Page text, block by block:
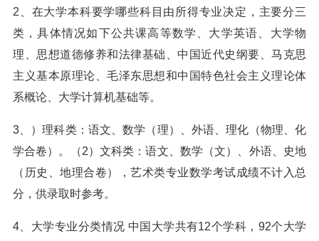
2、在大学本科要学哪些科目由所得专业决定，主要分三
类，具体情况如下公共课高等数学、大学英语、大学物
理、思想道德修养和法律基础、中国近代史纲要、马克思
主义基本原理论、毛泽东思想和中国特色社会主义理论体
系概论、大学计算机基础等。
3、）理科类：语文、数学（理）、外语、理化（物理、化
学合卷）。（2）文科类：语文、数学（文）、外语、史地
（历史、地理合卷），艺术类专业数学考试成绩不计入总
分，供录取时参考。
4、大学专业分类情况 中国大学共有12个学科，92个大学